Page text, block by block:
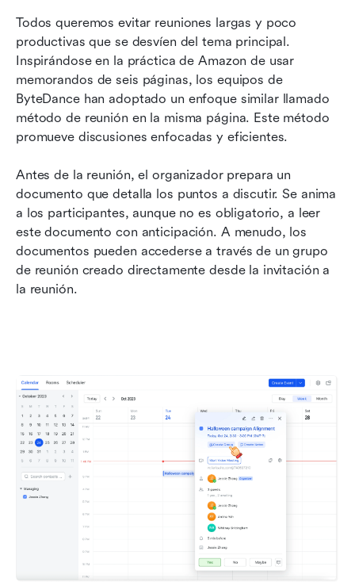
Todos queremos evitar reuniones largas y poco
productivas que se desvíen del tema principal.
Inspirándose en la práctica de Amazon de usar
memorandos de seis páginas, los equipos de
ByteDance han adoptado un enfoque similar llamado
método de reunión en la misma página. Este método
promueve discusiones enfocadas y eficientes.
Antes de la reunión, el organizador prepara un
documento que detalla los puntos a discutir. Se anima
a los participantes, aunque no es obligatorio, a leer
este documento con anticipación. A menudo, los
documentos pueden accederse a través de un grupo
de reunión creado directamente desde la invitación a
la reunión.